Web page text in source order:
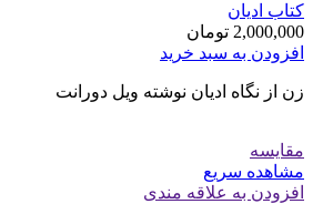
کتاب ادیان
2,000,000 تومان
افزودن به سبد خرید
زن از نگاه ادیان نوشته ویل دورانت
مقایسه
مشاهده سریع
افزودن به علاقه مندی